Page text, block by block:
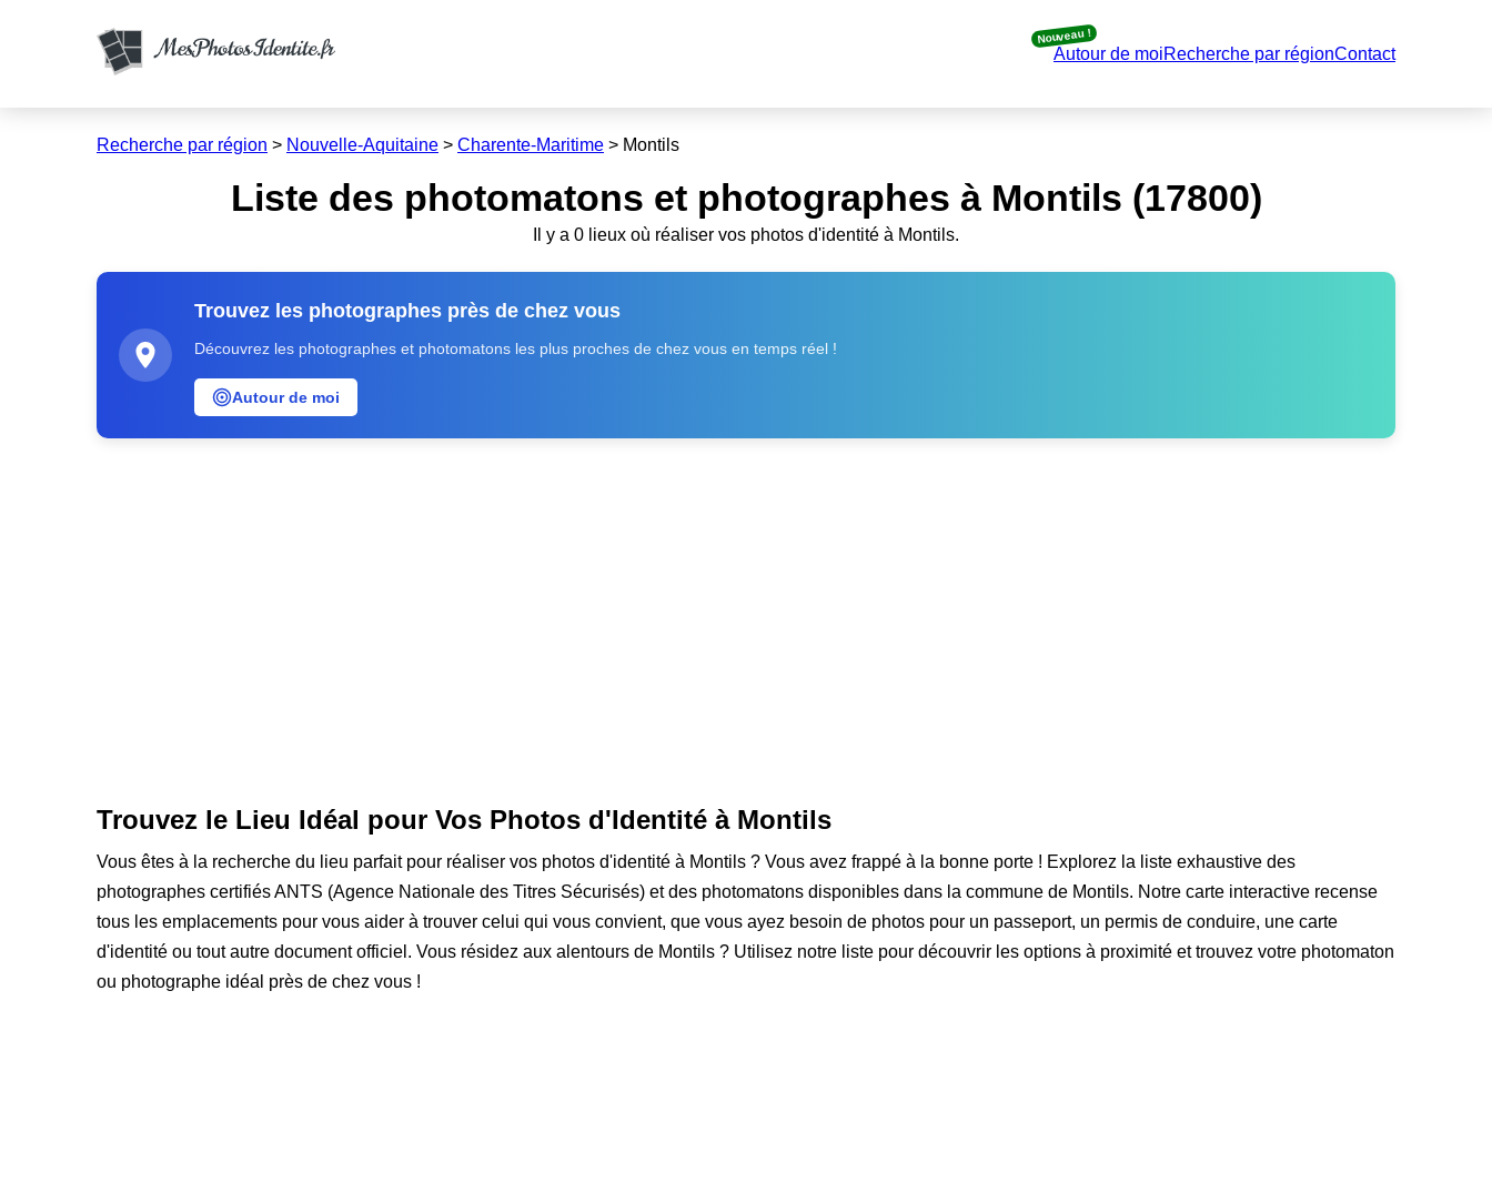
Autour de moi
Nouveau !
Recherche par régionContact
Recherche par région > Nouvelle-Aquitaine > Charente-Maritime > Montils
Liste des photomatons et photographes à Montils (17800)
Il y a 0 lieux où réaliser vos photos d'identité à Montils.
Trouvez les photographes près de chez vous
Découvrez les photographes et photomatons les plus proches de chez vous en temps réel !
Autour de moi
Trouvez le Lieu Idéal pour Vos Photos d'Identité à Montils
Vous êtes à la recherche du lieu parfait pour réaliser vos photos d'identité à Montils ? Vous avez frappé à la bonne porte ! Explorez la liste exhaustive des
photographes certifiés ANTS (Agence Nationale des Titres Sécurisés) et des photomatons disponibles dans la commune de Montils. Notre carte interactive recense
tous les emplacements pour vous aider à trouver celui qui vous convient, que vous ayez besoin de photos pour un passeport, un permis de conduire, une carte
d'identité ou tout autre document officiel. Vous résidez aux alentours de Montils ? Utilisez notre liste pour découvrir les options à proximité et trouvez votre photomaton
ou photographe idéal près de chez vous !